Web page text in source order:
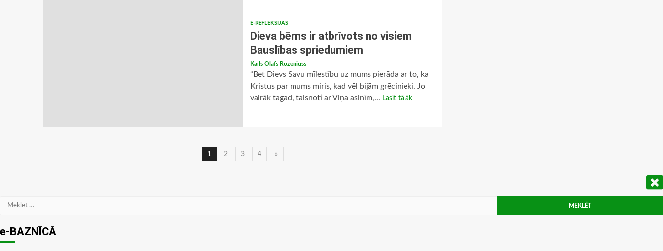
E-REFLEKSIJAS
Dieva bērns ir atbrīvots no visiem
Bauslības spriedumiem
Karls Olafs Rozeniuss
“Bet Dievs Savu mīlestību uz mums pierāda ar to, ka
Kristus par mums miris, kad vēl bijām grēcinieki. Jo
vairāk tagad, taisnoti ar Viņa asinīm,... Lasīt tālāk
Ziņu
1 2 3 4 »
Meklēt:
e-BAZNĪCĀ